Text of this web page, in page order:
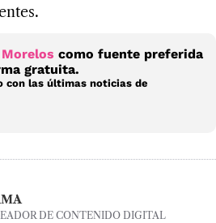
como fuente preferida
gratuita.
con las últimas noticias de
DE CONTENIDO DIGITAL